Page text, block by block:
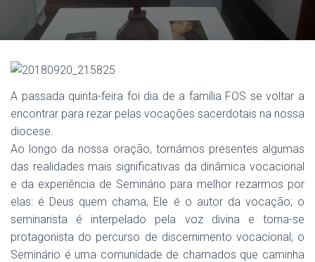
Ç
Ã
A passada quinta-feira foi dia de a família FOS se voltar a
encontrar para rezar pelas vocações sacerdotais na nossa
diocese.
Ao longo da nossa oração, tornámos presentes algumas
das realidades mais significativas da dinâmica vocacional
e da experiência de Seminário para melhor rezarmos por
elas: é Deus quem chama, Ele é o autor da vocação; o
seminarista é interpelado pela voz divina e torna-se
protagonista do percurso de discernimento vocacional; o
Seminário é uma comunidade de chamados que caminha